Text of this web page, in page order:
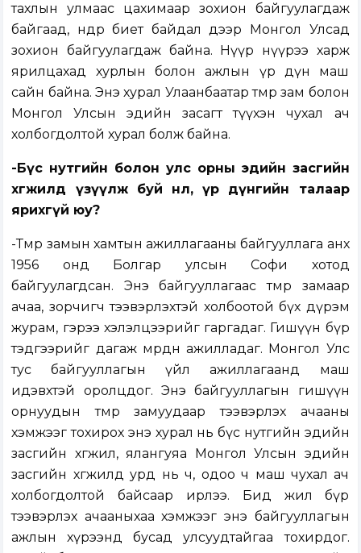
тахлын улмаас цахимаар зохион байгуулагдаж
байгаад, өнөөдөр биет байдал дээр Монгол Улсад
зохион байгуулагдаж байна. Нүүр нүүрээ харж
ярилцахад хурлын болон ажлын үр дүн маш
сайн байна. Энэ хурал Улаанбаатар төмөр зам болон
Монгол Улсын эдийн засагт түүхэн чухал ач
холбогдолтой хурал болж байна.
-Бүс нутгийн болон улс орны эдийн засгийн
хөгжилд үзүүлж буй нөлөө, үр дүнгийн талаар
ярихгүй юу?
-Төмөр замын хамтын ажиллагааны байгууллага анх
1956 онд Болгар улсын Софи хотод
байгуулагдсан. Энэ байгууллагаас төмөр замаар
ачаа, зорчигч тээвэрлэхтэй холбоотой бүх дүрэм
журам, гэрээ хэлэлцээрийг гаргадаг. Гишүүн бүр
тэдгээрийг дагаж мөрдөн ажилладаг. Монгол Улс
тус байгууллагын үйл ажиллагаанд маш
идэвхтэй оролцдог. Энэ байгууллагын гишүүн
орнуудын төмөр замуудаар тээвэрлэх ачааны
хэмжээг тохирох энэ хурал нь бүс нутгийн эдийн
засгийн хөгжил, ялангуяа Монгол Улсын эдийн
засгийн хөгжилд урд нь ч, одоо ч маш чухал ач
холбогдолтой байсаар ирлээ. Бид жил бүр
тээвэрлэх ачааныхаа хэмжээг энэ байгууллагын
ажлын хүрээнд бусад улсуудтайгаа тохирдог.